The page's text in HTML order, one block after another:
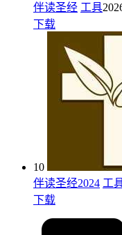
伴读圣经 工具
下载
10
伴读圣经2024 工
下载